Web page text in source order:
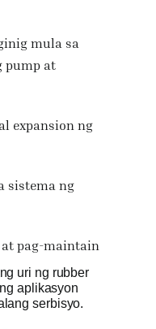
mula sa
pump at
expansion ng
sistema ng
pag-maintain
uri ng rubber
aplikasyon
serbisyo.